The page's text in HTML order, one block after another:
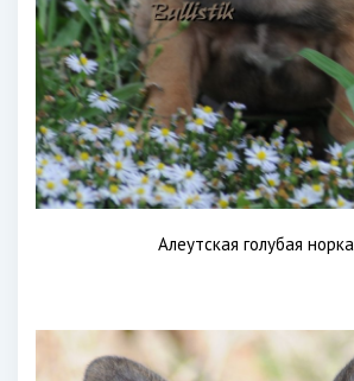
Алеутская голубая норка